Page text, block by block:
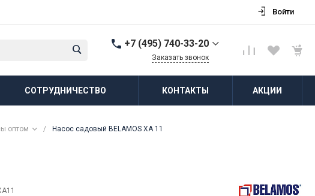
Войти
+7 (495) 740-33-20
г. Балашиха, д.
Пн-Пт: 8:00-18:00 Cб-Вс:
Заказать звонок
СОТРУДНИЧЕСТВО КОНТАКТЫ АКЦИИ
оптом / Насос садовый BELAMOS XA 11